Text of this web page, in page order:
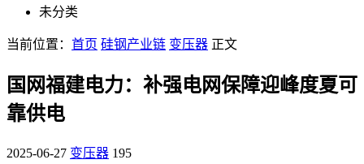
未分类
当前位置： 首页 硅钢产业链 变压器 正文
国网福建电力：补强电网保障迎峰度夏可
靠供电
2025-06-27 变压器 195